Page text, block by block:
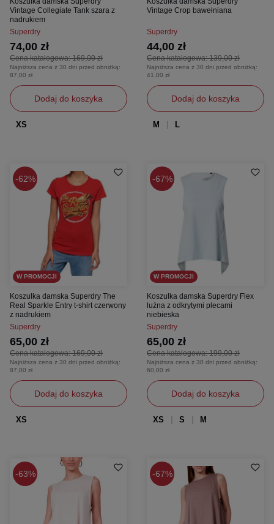
Vintage Collegiate Tank szara z
nadrukiem
Superdry
Cena katalogowa:169,00 zł
74,00 zł
Najniższa cena z 30 dni przed obniżką:
87,00 zł
Dodaj do koszyka
XS
Vintage Crop bawełniana
Superdry
Cena katalogowa:139,00 zł
44,00 zł
Najniższa cena z 30 dni przed obniżką:
41,00 zł
Dodaj do koszyka
M L
62%
W PROMOCJI
Koszulka damska Superdry The
Real Sparkle Entry t-shirt czerwony
z nadrukiem
Superdry
Cena katalogowa:169,00 zł
65,00 zł
Najniższa cena z 30 dni przed obniżką:
87,00 zł
Dodaj do koszyka
XS
67%
W PROMOCJI
Koszulka damska Superdry Flex
luźna z odkrytymi plecami
niebieska
Superdry
Cena katalogowa:199,00 zł
65,00 zł
Najniższa cena z 30 dni przed obniżką:
60,00 zł
Dodaj do koszyka
XS S M
63% 67%